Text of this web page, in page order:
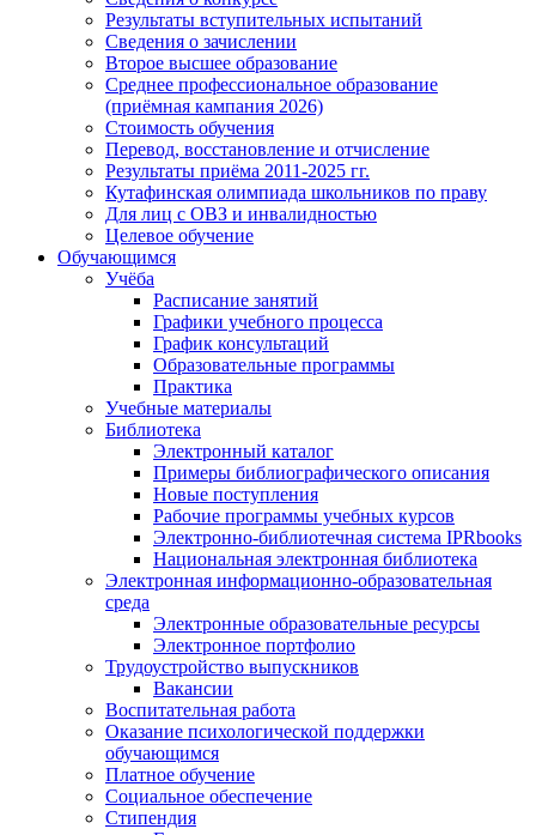
Результаты вступительных испытаний
Сведения о зачислении
Второе высшее образование
Среднее профессиональное образование
(приёмная кампания 2026)
Стоимость обучения
Перевод, восстановление и отчисление
Результаты приёма 2011-2025 гг.
Кутафинская олимпиада школьников по праву
Для лиц с ОВЗ и инвалидностью
Целевое обучение
Обучающимся
Учёба
Расписание занятий
Графики учебного процесса
График консультаций
Образовательные программы
Практика
Учебные материалы
Библиотека
Электронный каталог
Примеры библиографического описания
Новые поступления
Рабочие программы учебных курсов
Электронно-библиотечная система IPRbooks
Национальная электронная библиотека
Электронная информационно-образовательная
среда
Электронные образовательные ресурсы
Электронное портфолио
Трудоустройство выпускников
Вакансии
Воспитательная работа
Оказание психологической поддержки
обучающимся
Платное обучение
Социальное обеспечение
Стипендия